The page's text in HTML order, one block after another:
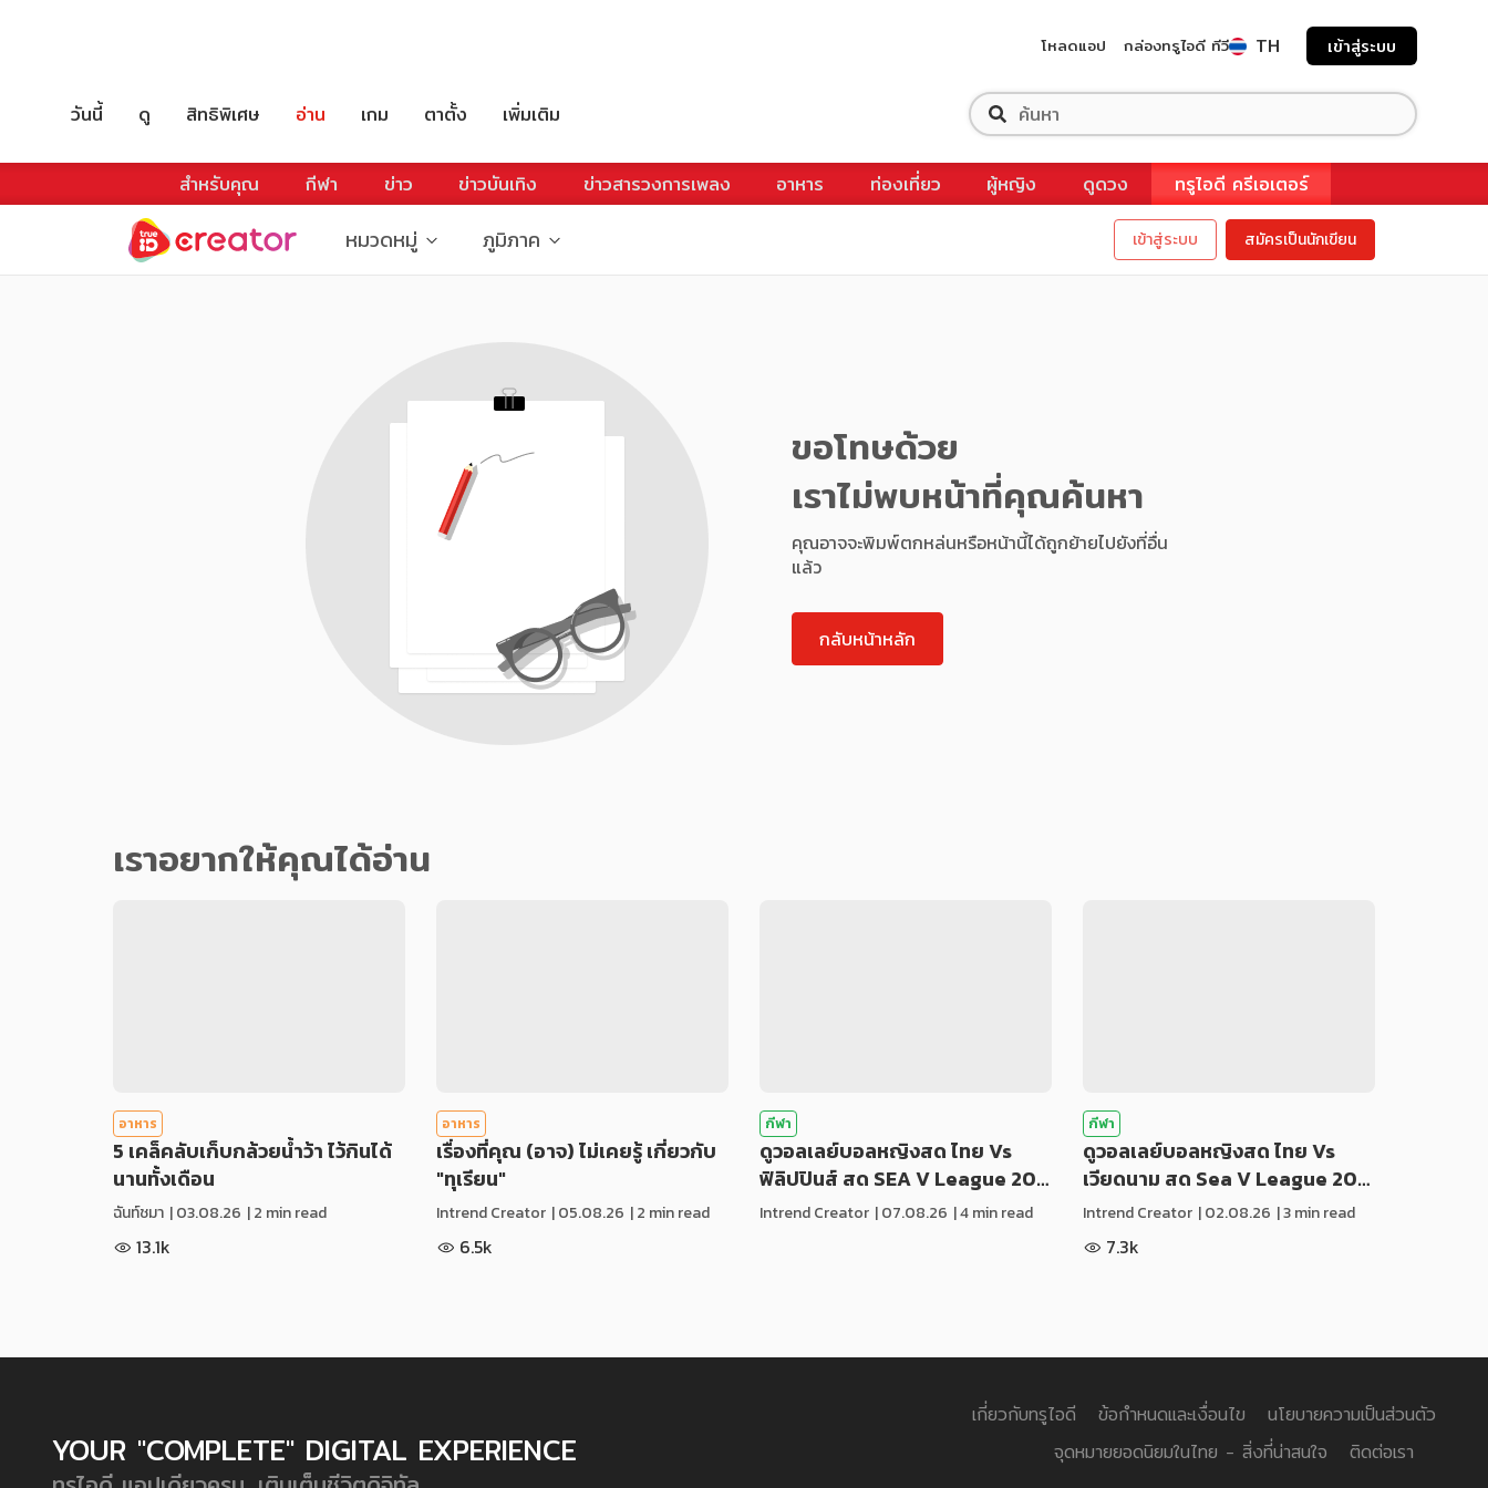
โหลดแอป กล่องทรูไอดี ทีวี TH เข้าสู่ระบบ
วันนี้ ดู สิทธิพิเศษ อ่าน เกม ตาตั้ง เพิ่มเติม
สำหรับคุณ กีฬา ข่าว ข่าวบันเทิง ข่าวสารวงการเพลง อาหาร ท่องเที่ยว ผู้หญิง ดูดวง ทรูไอดี ครีเอเตอร์
หมวดหมู่ ภูมิภาค เข้าสู่ระบบ สมัครเป็นนักเขียน
ขอโทษด้วย
เราไม่พบหน้าที่คุณค้นหา
คุณอาจจะพิมพ์ตกหล่นหรือหน้านี้ได้ถูกย้ายไปยังที่อื่น
แล้ว
กลับหน้าหลัก
เราอยากให้คุณได้อ่าน
อาหาร
5 เคล็คลับเก็บกล้วยน้ำว้า ไว้กินได้
นานทั้งเดือน
ฉันท์ชมา |03.08.26 | 2 min read
13.1k
อาหาร
เรื่องที่คุณ (อาจ) ไม่เคยรู้ เกี่ยวกับ
"ทุเรียน"
Intrend Creator |05.08.26 | 2 min read
6.5k
กีฬา
ดูวอลเลย์บอลหญิงสด ไทย Vs
ฟิลิปปินส์ สด SEA V League 20…
Intrend Creator |07.08.26 | 4 min read
กีฬา
ดูวอลเลย์บอลหญิงสด ไทย Vs
เวียดนาม สด Sea V League 20…
Intrend Creator |02.08.26 | 3 min read
7.3k
YOUR "COMPLETE" DIGITAL EXPERIENCE
เกี่ยวกับทรูไอดี ข้อกำหนดและเงื่อนไข
นโยบายความเป็นส่วนตัว
จุดหมายยอดนิยมในไทย - สิ่งที่น่าสนใจ
ติดต่อเรา